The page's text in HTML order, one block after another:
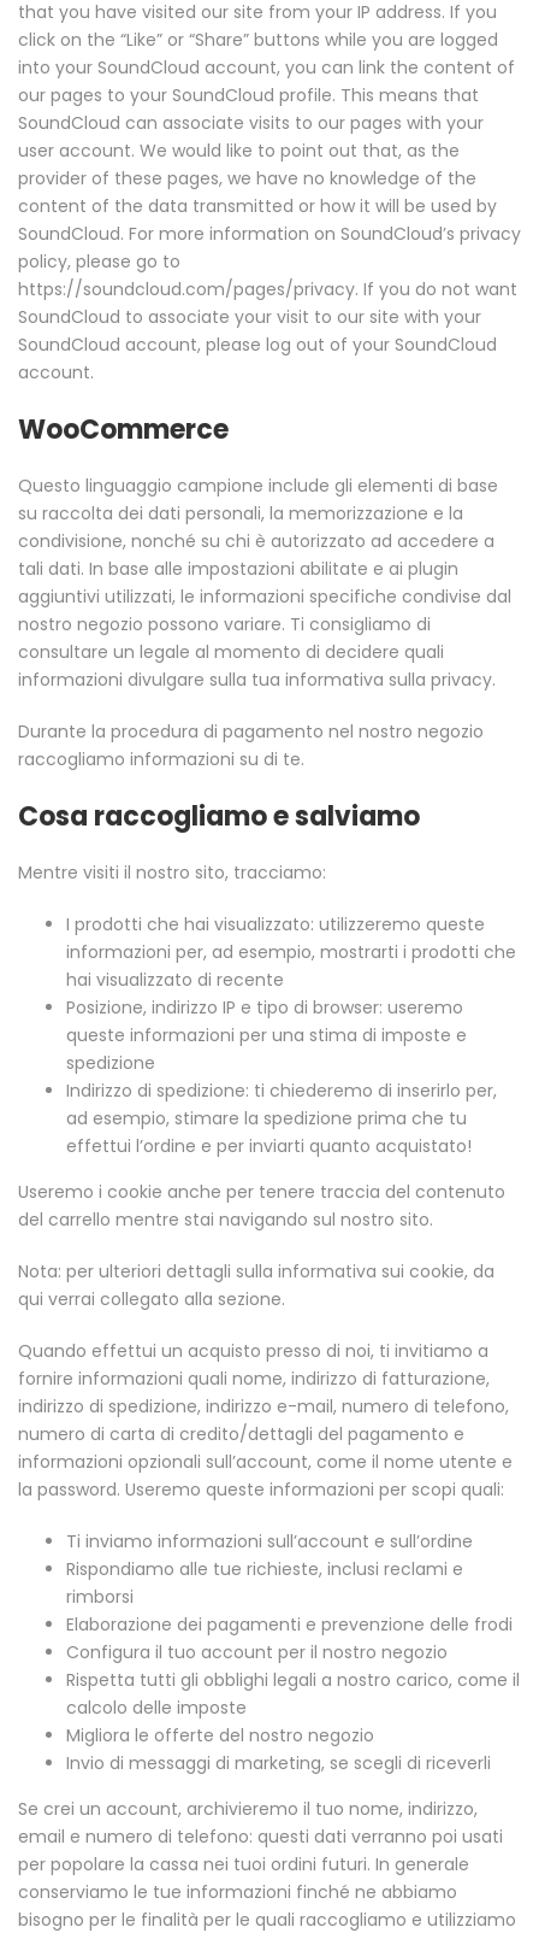
that you have visited our site from your IP address. If you
click on the “Like” or “Share” buttons while you are logged
into your SoundCloud account, you can link the content of
our pages to your SoundCloud profile. This means that
SoundCloud can associate visits to our pages with your
user account. We would like to point out that, as the
provider of these pages, we have no knowledge of the
content of the data transmitted or how it will be used by
SoundCloud. For more information on SoundCloud’s privacy
policy, please go to
https://soundcloud.com/pages/privacy. If you do not want
SoundCloud to associate your visit to our site with your
SoundCloud account, please log out of your SoundCloud
account.
WooCommerce
Questo linguaggio campione include gli elementi di base
su raccolta dei dati personali, la memorizzazione e la
condivisione, nonché su chi è autorizzato ad accedere a
tali dati. In base alle impostazioni abilitate e ai plugin
aggiuntivi utilizzati, le informazioni specifiche condivise dal
nostro negozio possono variare. Ti consigliamo di
consultare un legale al momento di decidere quali
informazioni divulgare sulla tua informativa sulla privacy.
Durante la procedura di pagamento nel nostro negozio
raccogliamo informazioni su di te.
Cosa raccogliamo e salviamo
Mentre visiti il nostro sito, tracciamo:
I prodotti che hai visualizzato: utilizzeremo queste
informazioni per, ad esempio, mostrarti i prodotti che
hai visualizzato di recente
Posizione, indirizzo IP e tipo di browser: useremo
queste informazioni per una stima di imposte e
spedizione
Indirizzo di spedizione: ti chiederemo di inserirlo per,
ad esempio, stimare la spedizione prima che tu
effettui l’ordine e per inviarti quanto acquistato!
Useremo i cookie anche per tenere traccia del contenuto
del carrello mentre stai navigando sul nostro sito.
Nota: per ulteriori dettagli sulla informativa sui cookie, da
qui verrai collegato alla sezione.
Quando effettui un acquisto presso di noi, ti invitiamo a
fornire informazioni quali nome, indirizzo di fatturazione,
indirizzo di spedizione, indirizzo e-mail, numero di telefono,
numero di carta di credito/dettagli del pagamento e
informazioni opzionali sull’account, come il nome utente e
la password. Useremo queste informazioni per scopi quali:
Ti inviamo informazioni sull’account e sull’ordine
Rispondiamo alle tue richieste, inclusi reclami e
rimborsi
Elaborazione dei pagamenti e prevenzione delle frodi
Configura il tuo account per il nostro negozio
Rispetta tutti gli obblighi legali a nostro carico, come il
calcolo delle imposte
Migliora le offerte del nostro negozio
Invio di messaggi di marketing, se scegli di riceverli
Se crei un account, archivieremo il tuo nome, indirizzo,
email e numero di telefono: questi dati verranno poi usati
per popolare la cassa nei tuoi ordini futuri. In generale
conserviamo le tue informazioni finché ne abbiamo
bisogno per le finalità per le quali raccogliamo e utilizziamo